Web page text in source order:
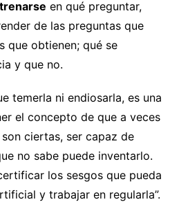
en qué preguntar,
de las preguntas que
que obtienen; qué se
y que no.
temerla ni endiosarla, es una
el concepto de que a veces
ciertas, ser capaz de
no sabe puede inventarlo.
los sesgos que pueda
y trabajar en regularla”.